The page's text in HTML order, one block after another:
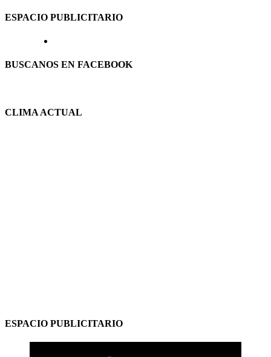
ESPACIO PUBLICITARIO
BUSCANOS EN FACEBOOK
CLIMA ACTUAL
ESPACIO PUBLICITARIO